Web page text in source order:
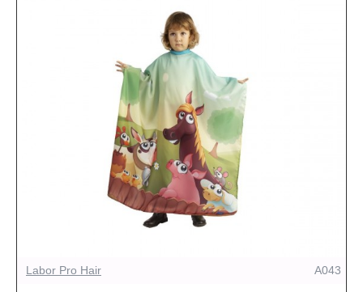
Labor Pro Hair A043